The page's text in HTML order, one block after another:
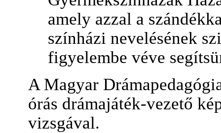
amely azzal a
színházi nevelésének
figyelembe véve
A Magyar
órás drámajáték-vezető
vizsgával.